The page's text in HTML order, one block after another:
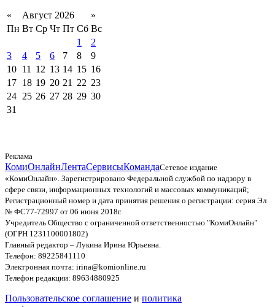
« Август 2026
»
Пн Вт Ср Чт Пт Сб Вс
1
2
3
4 5 6 7 8
9
10 11 12 13 14 15 16
17 18 19 20 21 22 23
24 25 26 27 28 29 30
31
Реклама
КомиОнлайнЛентаСервисыКомандаСетевое издание
«КомиОнлайн». Зарегистрировано Федеральной службой по надзору в
сфере связи, информационных технологий и массовых коммуникаций;
Регистрационный номер и дата принятия решения о регистрации: серия Эл
№ ФС77-72997 от 06 июня 2018г.
Учредитель Общество с ограниченной ответственностью "КомиОнлайн"
(ОГРН 1231100001802)
Главный редактор – Лукина Ирина Юрьевна.
Телефон: 89225841110
Электронная почта: irina@komionline.ru
Телефон редакции: 89634880925
Пользовательское соглашение и политика